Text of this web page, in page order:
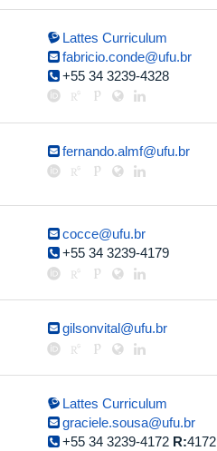
Lattes Curriculum
fabricio.conde@ufu.br
+55 34 3239-4328
fernando.almf@ufu.br
cocce@ufu.br
+55 34 3239-4179
gilsonvital@ufu.br
Lattes Curriculum
graciele.sousa@ufu.br
+55 34 3239-4172 R:4172